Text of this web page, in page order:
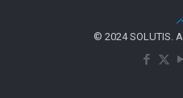
© 2024 SOLUTIS.